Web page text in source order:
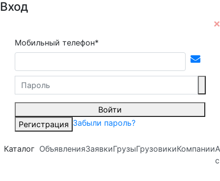
Вход
Мобильный телефон*
Войти
Регистрация Забыли пароль?
Каталог ОбъявленияЗаявкиГрузыГрузовикиКомпании